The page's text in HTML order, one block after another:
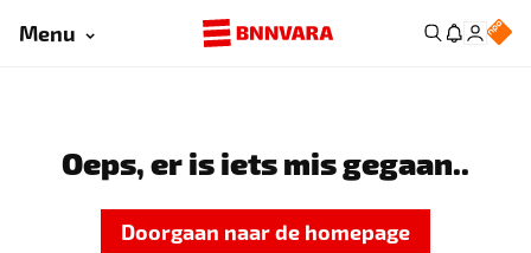
Menu
Oeps, er is iets mis gegaan..
Doorgaan naar de homepage